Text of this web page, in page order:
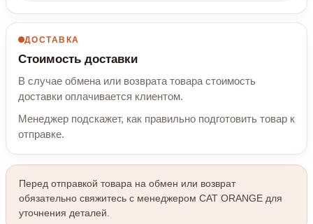
ДОСТАВКА
Стоимость доставки
В случае обмена или возврата товара стоимость
доставки оплачивается клиентом.
Менеджер подскажет, как правильно подготовить товар к
отправке.
Перед отправкой товара на обмен или возврат
обязательно свяжитесь с менеджером CAT ORANGE для
уточнения деталей.